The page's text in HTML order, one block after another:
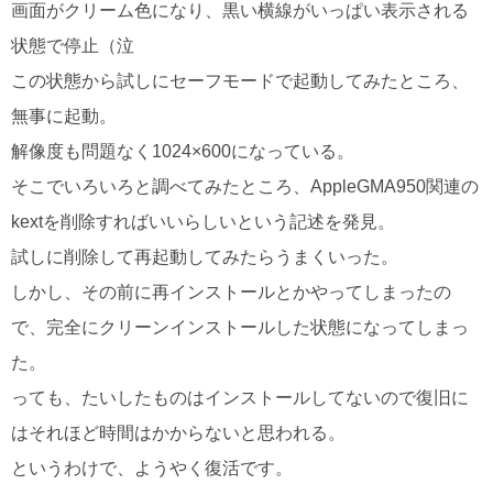
画面がクリーム色になり、黒い横線がいっぱい表示される
状態で停止（泣
この状態から試しにセーフモードで起動してみたところ、
無事に起動。
解像度も問題なく1024×600になっている。
そこでいろいろと調べてみたところ、AppleGMA950関連の
kextを削除すればいいらしいという記述を発見。
試しに削除して再起動してみたらうまくいった。
しかし、その前に再インストールとかやってしまったの
で、完全にクリーンインストールした状態になってしまっ
た。
っても、たいしたものはインストールしてないので復旧に
はそれほど時間はかからないと思われる。
というわけで、ようやく復活です。